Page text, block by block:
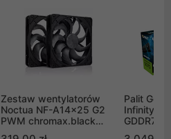
Zestaw wentylatorów
Noctua NF-A14x25 G2
PWM chromax.black
Palit
Infinity 3
GDDR7